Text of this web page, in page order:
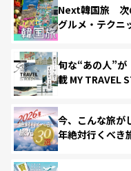
Next韓国旅 次
グルメ・テクニ
旬な“あの人”が
載 MY TRAVEL
今、こんな旅が
年絶対行くべき